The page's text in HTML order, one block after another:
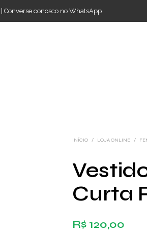
|Converse conosco no WhatsApp
INÍCIO / LOJA ONLINE /
Curta
R$120,00